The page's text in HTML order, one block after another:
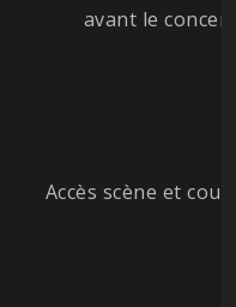
avant le concert
Accès scène et